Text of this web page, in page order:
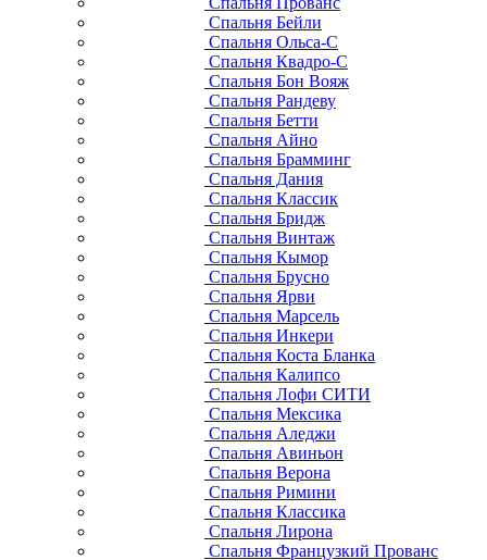
Спальня Бейли
Спальня Ольса-С
Спальня Квадро-С
Спальня Бон Вояж
Спальня Рандеву
Спальня Бетти
Спальня Айно
Спальня Брамминг
Спальня Дания
Спальня Классик
Спальня Бридж
Спальня Винтаж
Спальня Кымор
Спальня Брусно
Спальня Ярви
Спальня Марсель
Спальня Инкери
Спальня Коста Бланка
Спальня Калипсо
Спальня Лофи СИТИ
Спальня Мексика
Спальня Аледжи
Спальня Авиньон
Спальня Верона
Спальня Римини
Спальня Классика
Спальня Лирона
Спальня Французкий Прованс